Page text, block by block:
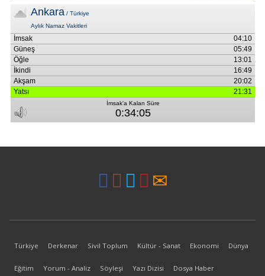
Türkiye Derkenar Sivil Toplum Kültür - Sanat Ekonomi Dünya
Eğitim Yorum - Analiz Söyleşi Yazı Dizisi Dosya Haber